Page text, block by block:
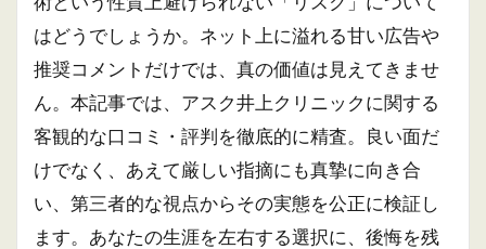
はどうでしょうか。ネット上に溢れる甘い広告や
推奨コメントだけでは、真の価値は見えてきませ
ん。本記事では、アスク井上クリニックに関する
客観的な口コミ・評判を徹底的に精査。良い面だ
けでなく、あえて厳しい指摘にも真摯に向き合
い、第三者的な視点からその実態を公正に検証し
ます。あなたの生涯を左右する選択に、後悔を残